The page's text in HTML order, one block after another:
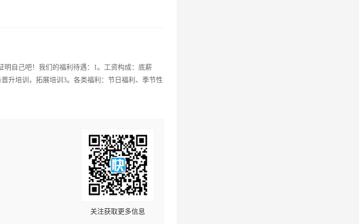
自己吧！我们的福利待遇：1。工资构成：底薪
升培训，拓展培训3。各类福利：节日福利、季节性
关注获取更多信息